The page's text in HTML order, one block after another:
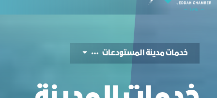
خدمات مدينة المستودعات